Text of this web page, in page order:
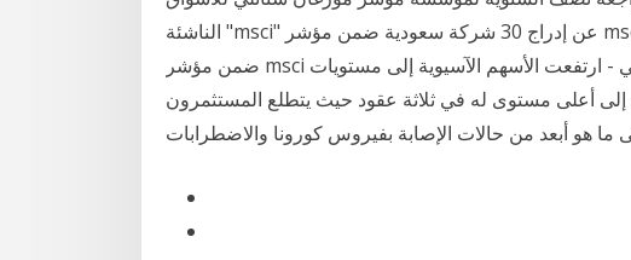
الناشئة "msci" عن إدراج 30 شركة سعودية ضمن مؤشر msci القياسي العالمي والتي تمثل وزن 1.42%
ضمن مؤشر msci للأسواق الناشئة. متابعة الخليج 365 - ابوظبي - ارتفعت الأسهم الآسيوية إلى مستويات
إلى أعلى مستوى له في ثلاثة عقود حيث يتطلع المستثمرون
ما هو أبعد من حالات الإصابة بفيروس كورونا والاضطرابات